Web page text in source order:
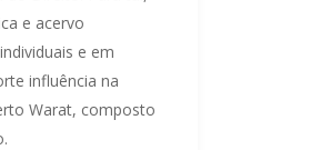
e acervo
e em
influência na
Warat, composto